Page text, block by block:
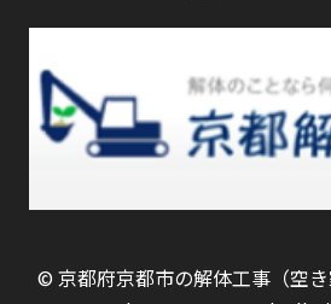
© 京都府京都市の解体工事（空